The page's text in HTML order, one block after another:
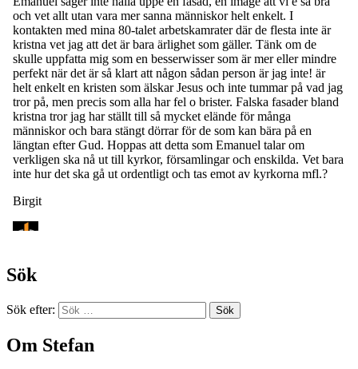
Sök
Sök efter:
Om Stefan